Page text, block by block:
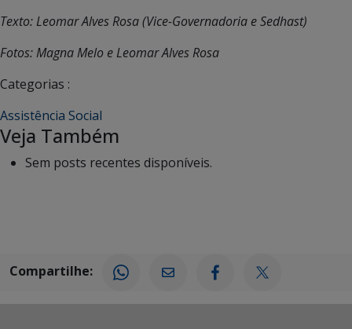
Texto: Leomar Alves Rosa (Vice-Governadoria e Sedhast)
Fotos: Magna Melo e Leomar Alves Rosa
Categorias :
Assistência Social
Veja Também
Sem posts recentes disponíveis.
Compartilhe: